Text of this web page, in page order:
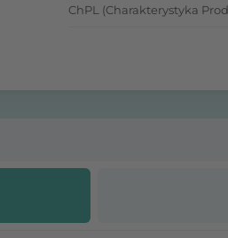
ChPL (Charakterystyka